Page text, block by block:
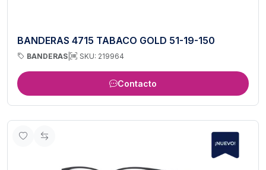
BANDERAS 4715 TABACO GOLD 51-19-150
BANDERAS SKU: 219964
Contacto